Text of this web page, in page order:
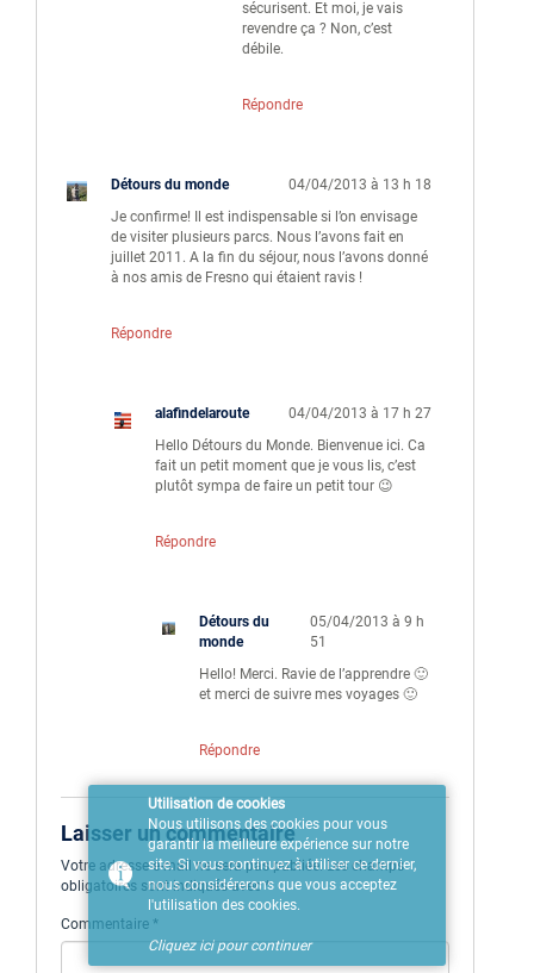
sécurisent. Et moi, je vais
revendre ça ? Non, c’est
débile.
Répondre
Détours du monde
04/04/2013 à 13 h 18
Je confirme! Il est indispensable si l’on envisage
de visiter plusieurs parcs. Nous l’avons fait en
juillet 2011. A la fin du séjour, nous l’avons donné
à nos amis de Fresno qui étaient ravis !
Répondre
alafindelaroute
04/04/2013 à 17 h 27
Hello Détours du Monde. Bienvenue ici. Ca
fait un petit moment que je vous lis, c’est
plutôt sympa de faire un petit tour 😉
Répondre
Détours du
monde
05/04/2013 à 9 h
51
Hello! Merci. Ravie de l’apprendre 🙂
et merci de suivre mes voyages 🙂
Répondre
Laisser un commentaire
Votre adresse e-mail ne sera pas publiée. Les champs
obligatoires sont indiqués avec*
Commentaire *
Utilisation de cookies
Nous utilisons des cookies pour vous
garantir la meilleure expérience sur notre
site. Si vous continuez à utiliser ce dernier,
nous considérerons que vous acceptez
l'utilisation des cookies.
Cliquez ici pour continuer